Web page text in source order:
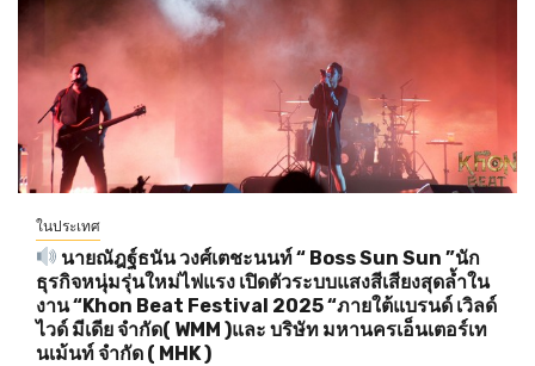
ในประเทศ
นายณัฎฐ์ธนัน วงศ์เตชะนนท์ “ Boss Sun Sun ”นัก
ธุรกิจหนุ่มรุ่นใหม่ไฟแรง เปิดตัวระบบแสงสีเสียงสุดล้ำใน
งาน “Khon Beat Festival 2025 “ภายใต้แบรนด์ เวิลด์
ไวด์ มีเดีย จำกัด( WMM )และ บริษัท มหานครเอ็นเตอร์เท
นเม้นท์ จำกัด ( MHK )